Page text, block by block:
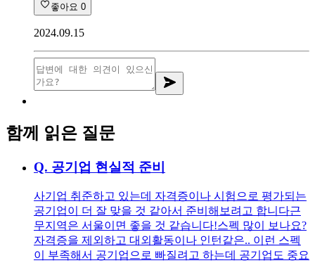
좋아요 0
2024.09.15
함께 읽은 질문
Q. 공기업 현실적 준비
사기업 취준하고 있는데 자격증이나 시험으로 평가되는
공기업이 더 잘 맞을 것 같아서 준비해보려고 합니다 ​​ 근
무지역은 서울이면 좋을 것 같습니다! ​ 스펙 많이 보나요?
자격증을 제외하고 대외활동이나 인턴같은.. 이런 스펙
이 부족해서 공기업으로 빠질려고 하는데 공기업도 중요